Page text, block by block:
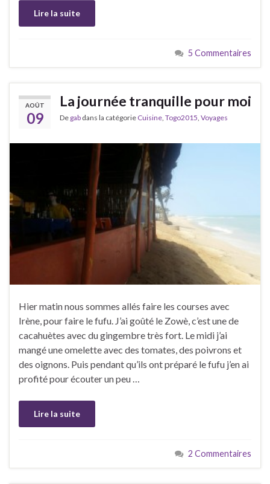
Lire la suite
5 Commentaires
AOÛT
09
La journée tranquille pour moi
De gab dans la catégorie Cuisine, Togo2015, Voyages
Hier matin nous sommes allés faire les courses avec
Irène, pour faire le fufu. J’ai goûté le Zowè, c’est une de
cacahuètes avec du gingembre très fort. Le midi j’ai
mangé une omelette avec des tomates, des poivrons et
des oignons. Puis pendant qu’ils ont préparé le fufu j’en ai
profité pour écouter un peu …
Lire la suite
2 Commentaires